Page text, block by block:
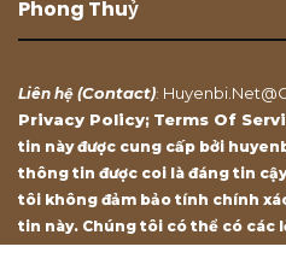
Phong Thuỷ
Liên hệ (Contact):
Privacy Policy; Terms Of
tin này được cung cấp bởi
thông tin được coi là đáng tin
tôi không đảm bảo tính chính
tin này. Chúng tôi có thể có các